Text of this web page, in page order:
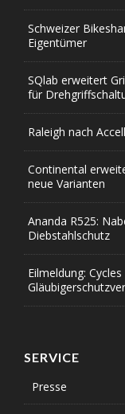
Schweizer
Eigentümer
SQlab erweitert
für
Raleigh nach
Continental
neue Varianten
Ananda R525:
Diebstahlschutz
Eilmeldung:
SERVICE
Presse